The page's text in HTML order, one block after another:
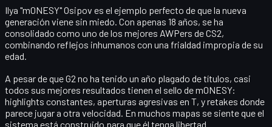
Ilya "m0NESY" Osipov es el ejemplo perfecto de que la nueva
generación viene sin miedo. Con apenas 18 años, se ha
consolidado como uno de los mejores AWPers de CS2,
combinando reflejos inhumanos con una frialdad impropia de su
edad.
A pesar de que G2 no ha tenido un año plagado de títulos, casi
todos sus mejores resultados tienen el sello de m0NESY:
highlights constantes, aperturas agresivas en T, y retakes donde
parece jugar a otra velocidad. En muchos mapas se siente que el
sistema está construido para que él tenga libertad.